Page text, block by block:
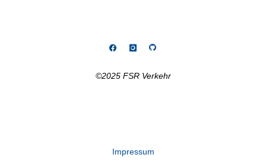
©2025 FSR Verkehr
Impressum